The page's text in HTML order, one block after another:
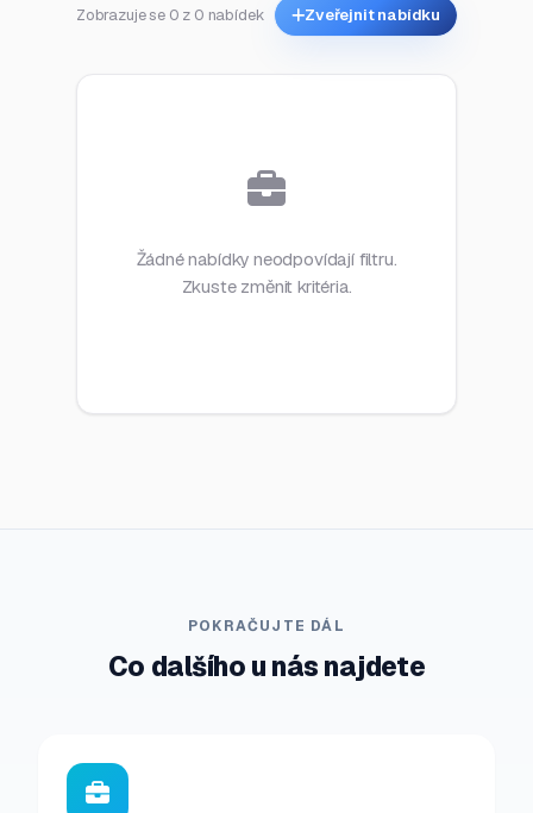
Zobrazuje se 0 z 0 nabídek Zveřejnit nabídku
Žádné nabídky neodpovídají filtru.
Zkuste změnit kritéria.
POKRAČUJTE DÁL
Co dalšího u nás najdete